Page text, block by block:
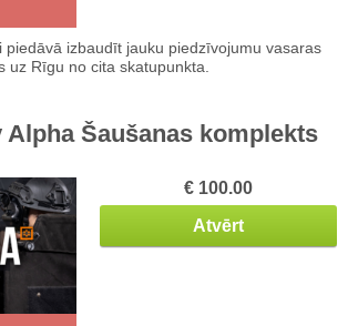
piedāvā izbaudīt jauku piedzīvojumu vasaras
uz Rīgu no cita skatupunkta.
Alpha Šaušanas komplekts
€ 100.00
Atvērt